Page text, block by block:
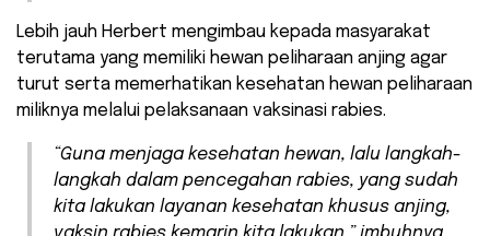
Lebih jauh Herbert mengimbau kepada masyarakat
terutama yang memiliki hewan peliharaan anjing agar
turut serta memerhatikan kesehatan hewan peliharaan
miliknya melalui pelaksanaan vaksinasi rabies.
“Guna menjaga kesehatan hewan, lalu langkah-
langkah dalam pencegahan rabies, yang sudah
kita lakukan layanan kesehatan khusus anjing,